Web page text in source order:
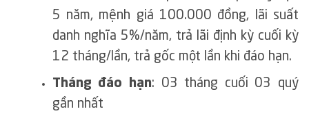
5 năm, mệnh giá 100.000 đồng, lãi suất
danh nghĩa 5%/năm, trả lãi định kỳ cuối kỳ
12 tháng/lần, trả gốc một lần khi đáo hạn.
Tháng đáo hạn: 03 tháng cuối 03 quý
gần nhất